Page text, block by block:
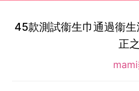
45款測試衞生巾通過衞
正